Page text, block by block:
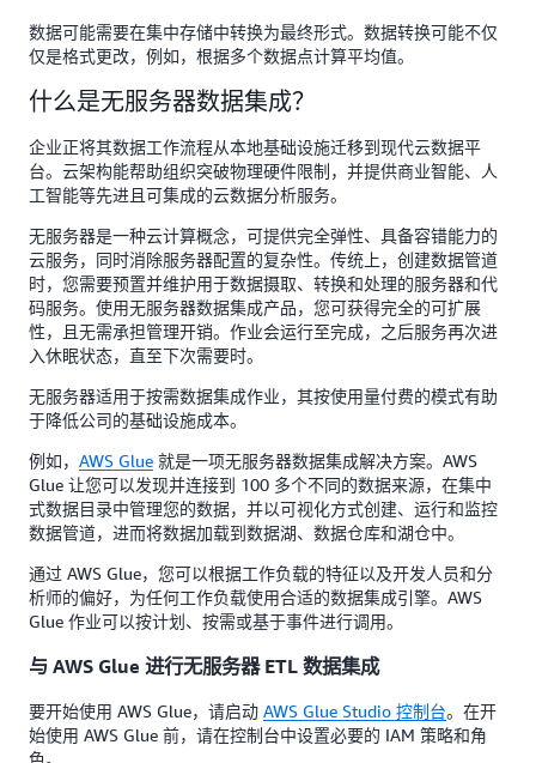
数据可能需要在集中存储中转换为最终形式。数据转换可能不仅
仅是格式更改，例如，根据多个数据点计算平均值。
什么是无服务器数据集成？
企业正将其数据工作流程从本地基础设施迁移到现代云数据平
台。云架构能帮助组织突破物理硬件限制，并提供商业智能、人
工智能等先进且可集成的云数据分析服务。
无服务器是一种云计算概念，可提供完全弹性、具备容错能力的
云服务，同时消除服务器配置的复杂性。传统上，创建数据管道
时，您需要预置并维护用于数据摄取、转换和处理的服务器和代
码服务。使用无服务器数据集成产品，您可获得完全的可扩展
性，且无需承担管理开销。作业会运行至完成，之后服务再次进
入休眠状态，直至下次需要时。
无服务器适用于按需数据集成作业，其按使用量付费的模式有助
于降低公司的基础设施成本。
例如， AWS Glue 就是一项无服务器数据集成解决方案。AWS
Glue 让您可以发现并连接到 100 多个不同的数据来源，在集中
式数据目录中管理您的数据，并以可视化方式创建、运行和监控
数据管道，进而将数据加载到数据湖、数据仓库和湖仓中。
通过 AWS Glue，您可以根据工作负载的特征以及开发人员和分
析师的偏好，为任何工作负载使用合适的数据集成引擎。AWS
Glue 作业可以按计划、按需或基于事件进行调用。
与 AWS Glue 进行无服务器 ETL 数据集成
要开始使用 AWS Glue，请启动 AWS Glue Studio 控制台。在开
始使用 AWS Glue 前，请在控制台中设置必要的 IAM 策略和角